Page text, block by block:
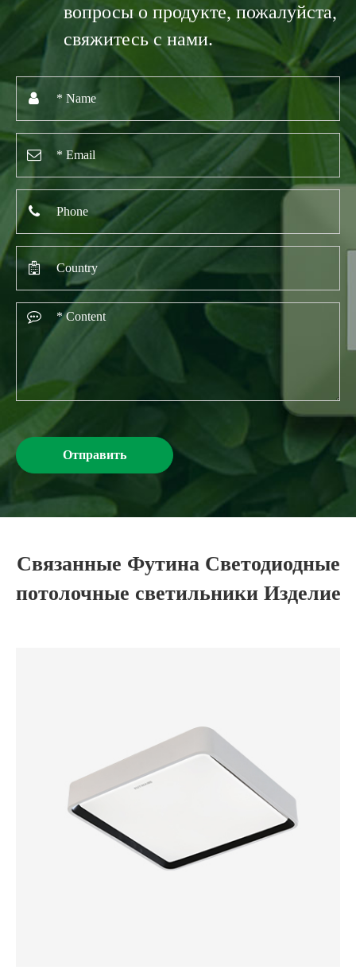
вопросы о продукте, пожалуйста,
свяжитесь с нами.
Отправить
Связанные Футина Светодиодные
потолочные светильники Изделие